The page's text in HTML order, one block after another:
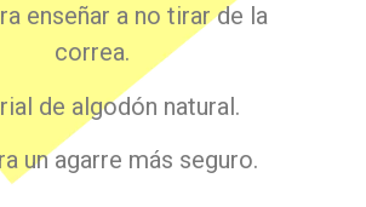
enseñar a no tirar de la
correa.
de algodón natural.
un agarre más seguro.